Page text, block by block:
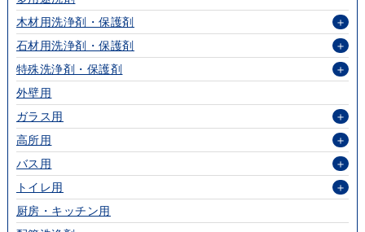
木材用洗浄剤・保護剤
＋
石材用洗浄剤・保護剤
＋
特殊洗浄剤・保護剤
＋
外壁用
ガラス用
＋
高所用
＋
バス用
＋
トイレ用
＋
厨房・キッチン用